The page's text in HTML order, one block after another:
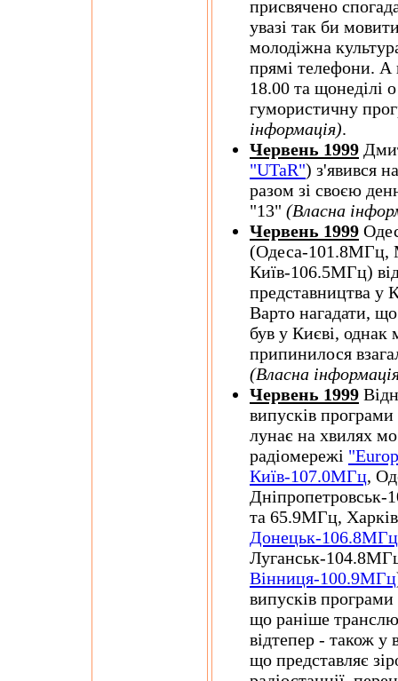
присвячено
увазі так би
молодіжна
прямі телефони. А
18.00 та щонеділі
гумористичну
інформація).
Червень 1999
"UTaR") з'явився
разом зі своєю
"13" (Власна
Червень 1999
(Одеса-101.8МГц,
Київ-106.5МГц)
представництва у
Варто нагадати,
був у Києві, однак
припинилося
(Власна
Червень 1999
випусків
лунає на хвилях
радіомережі
Київ-107.0МГц,
та 65.9МГц,
Донецьк-
Луганськ-
Вінниця-100.9МГц
випусків
що раніше
відтепер - також у
що представляє